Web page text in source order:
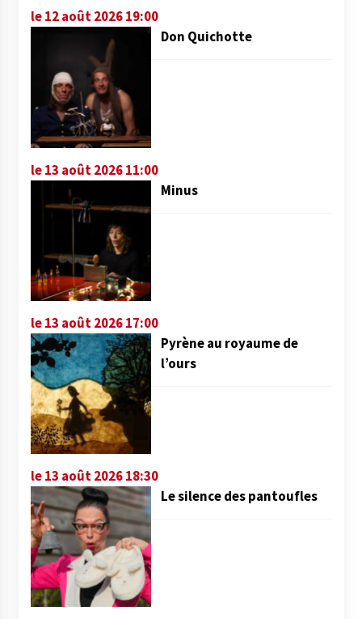
le 12 août 2026 19:00
Don Quichotte
le 13 août 2026 11:00
Minus
le 13 août 2026 17:00
Pyrène au royaume de
l’ours
le 13 août 2026 18:30
Le silence des pantoufles